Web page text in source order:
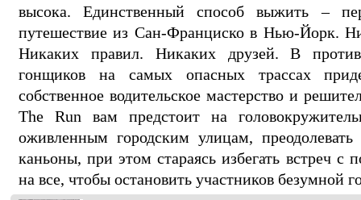
высока. Единственный способ выжить –
путешествие из Сан-Франциско в Нью-Йорк.
Никаких правил. Никаких друзей. В
гонщиков на самых опасных трассах
собственное водительское мастерство и
The Run вам предстоит на
оживленным городским улицам,
каньоны, при этом стараясь избегать встреч с
на все, чтобы остановить участников безумной